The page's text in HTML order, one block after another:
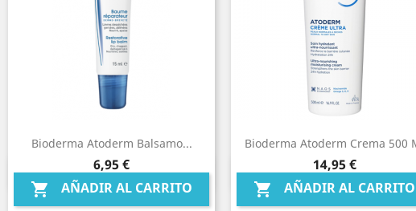
Bioderma Atoderm Balsamo...
Precio
6,95 €
 AÑADIR AL CARRITO
Vista rápida
Bioderma Atoderm Crema 500
Precio
14,95 €
 AÑADIR AL CARRITO
Vista rápida